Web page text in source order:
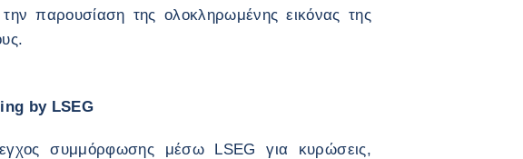
παρουσίαση της ολοκληρωμένης εικόνας της
by LSEG
συμμόρφωσης μέσω LSEG για κυρώσεις,